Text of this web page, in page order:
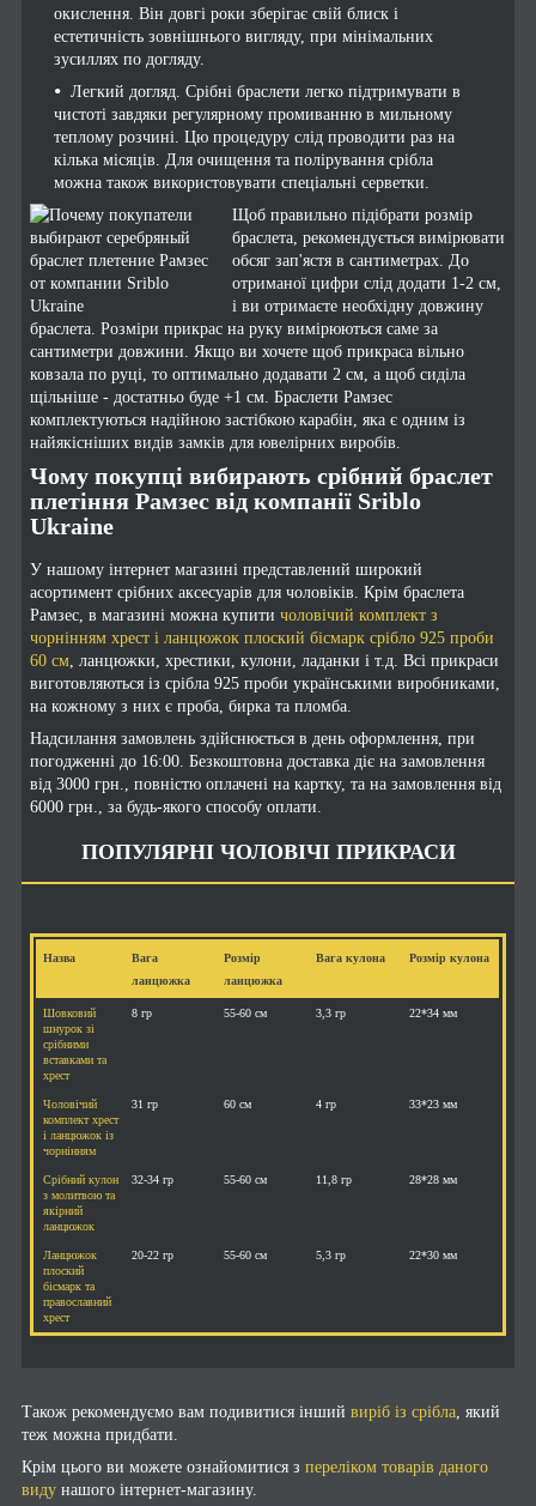
окислення. Він довгі роки зберігає свій блиск і
естетичність зовнішнього вигляду, при мінімальних
зусиллях по догляду.
Легкий догляд. Срібні браслети легко підтримувати в
чистоті завдяки регулярному промиванню в мильному
теплому розчині. Цю процедуру слід проводити раз на
кілька місяців. Для очищення та полірування срібла
можна також використовувати спеціальні серветки.
Щоб правильно підібрати розмір
браслета, рекомендується вимірювати
обсяг зап'ястя в сантиметрах. До
отриманої цифри слід додати 1-2 см,
і ви отримаєте необхідну довжину
браслета. Розміри прикрас на руку вимірюються саме за
сантиметри довжини. Якщо ви хочете щоб прикраса вільно
ковзала по руці, то оптимально додавати 2 см, а щоб сиділа
щільніше - достатньо буде +1 см. Браслети Рамзес
комплектуються надійною застібкою карабін, яка є одним із
найякісніших видів замків для ювелірних виробів.
Чому покупці вибирають срібний браслет
плетіння Рамзес від компанії Sriblo
Ukraine
У нашому інтернет магазині представлений широкий
асортимент срібних аксесуарів для чоловіків. Крім браслета
Рамзес, в магазині можна купити чоловічий комплект з
чорнінням хрест і ланцюжок плоский бісмарк срібло 925 проби
60 см , ланцюжки, хрестики, кулони, ладанки і т.д. Всі прикраси
виготовляються із срібла 925 проби українськими виробниками,
на кожному з них є проба, бирка та пломба.
Надсилання замовлень здійснюється в день оформлення, при
погодженні до 16:00. Безкоштовна доставка діє на замовлення
від 3000 грн., повністю оплачені на картку, та на замовлення від
6000 грн., за будь-якого способу оплати.
ПОПУЛЯРНІ ЧОЛОВІЧІ ПРИКРАСИ
Назва
Вага
ланцюжка
Розмір
ланцюжка
Вага кулона Розмір кулона
Шовковий
шнурок зі
срібними
вставками та
хрест
8 гр 55-60 см 3,3 гр 22*34 мм
Чоловічий
комплект хрест
і ланцюжок із
чорнінням
31 гр 60 см 4 гр 33*23 мм
Срібний кулон
з молитвою та
якірний
ланцюжок
32-34 гр 55-60 см 11,8 гр 28*28 мм
Ланцюжок
плоский
бісмарк та
православний
хрест
20-22 гр 55-60 см 5,3 гр 22*30 мм
Також рекомендуємо вам подивитися інший виріб із срібла, який
теж можна придбати.
Крім цього ви можете ознайомитися з переліком товарів даного
виду нашого інтернет-магазину.